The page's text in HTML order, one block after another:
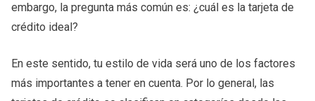
embargo, la pregunta más común es: ¿cuál es la tarjeta de
crédito ideal?
En este sentido, tu estilo de vida será uno de los factores
más importantes a tener en cuenta. Por lo general, las